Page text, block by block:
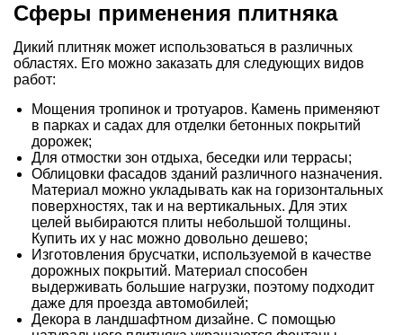
Сферы применения плитняка
Дикий плитняк может использоваться в различных
областях. Его можно заказать для следующих видов
работ:
Мощения тропинок и тротуаров. Камень применяют
в парках и садах для отделки бетонных покрытий
дорожек;
Для отмостки зон отдыха, беседки или террасы;
Облицовки фасадов зданий различного назначения.
Материал можно укладывать как на горизонтальных
поверхностях, так и на вертикальных. Для этих
целей выбираются плиты небольшой толщины.
Купить их у нас можно довольно дешево;
Изготовления брусчатки, используемой в качестве
дорожных покрытий. Материал способен
выдерживать большие нагрузки, поэтому подходит
даже для проезда автомобилей;
Декора в ландшафтном дизайне. С помощью